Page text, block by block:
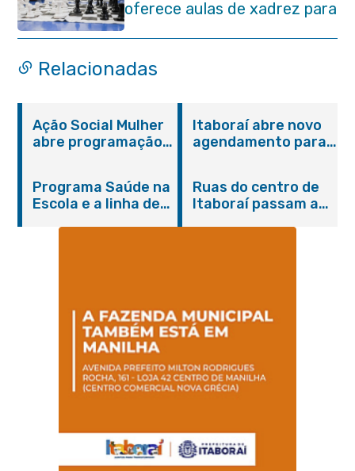
oferece aulas de xadrez para
alunos da rede municipal
Relacionadas
Ação Social Mulher
abre programação
serviços gratuitos e
orientações
Itaboraí abre novo
agendamento para
Programa Saúde na
Escola e a linha de
Magalhães Seabra
Ruas do centro de
Itaboraí passam a